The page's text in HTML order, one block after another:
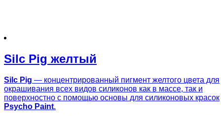
Silc Pig желтый
Silc Pig — концентрированный пигмент желтого цвета для
окрашивания всех видов силиконов как в массе, так и
поверхностно с помощью основы для силиконовых красок
Psycho Paint.